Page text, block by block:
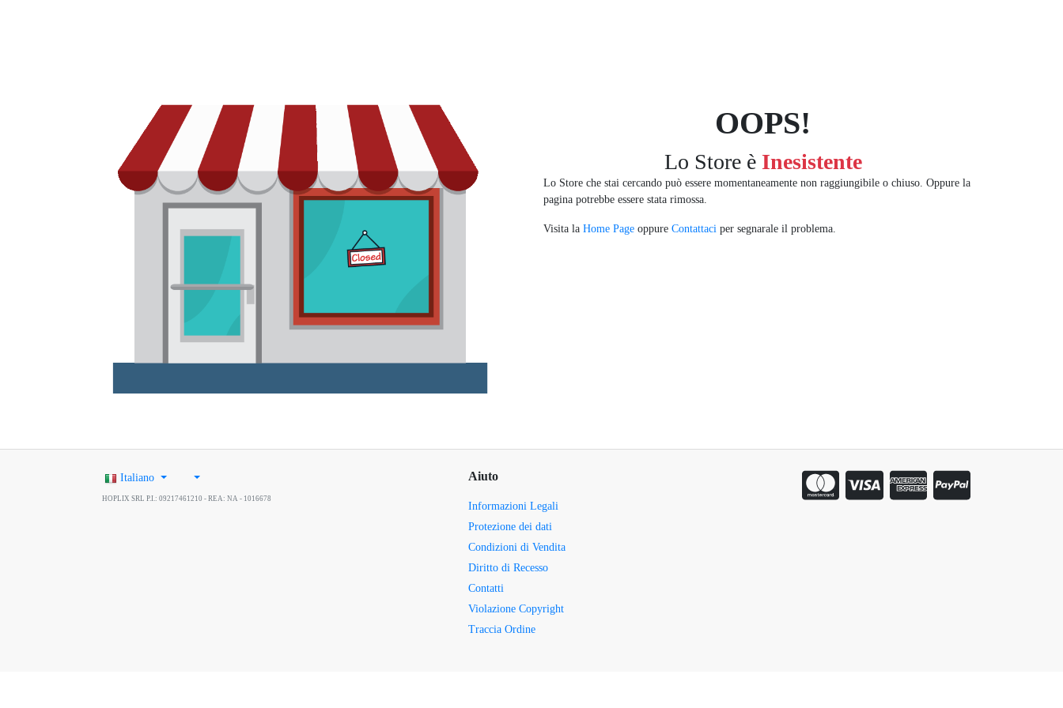
OOPS!
Lo Store è Inesistente
Lo Store che stai cercando può essere momentaneamente non raggiungibile o chiuso. Oppure la
pagina potrebbe essere stata rimossa.
Visita la Home Page oppure Contattaci per segnarale il problema.
Italiano
HOPLIX SRL P.I.: 09217461210 - REA: NA - 1016678
Aiuto
Informazioni Legali
Protezione dei dati
Condizioni di Vendita
Diritto di Recesso
Contatti
Violazione Copyright
Traccia Ordine